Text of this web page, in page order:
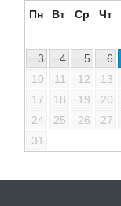
Пн Вт Ср Чт
3
4 5 6
10
11 12 13
17
18 19 20
24
25 26 27
31